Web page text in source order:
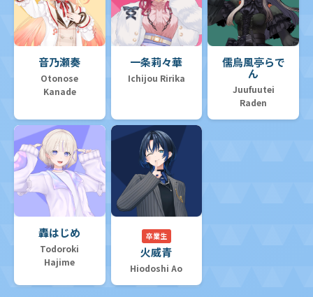
音乃瀬奏
Otonose
Kanade
一条莉々華
Ichijou Ririka
儒烏風亭らで
ん
Juufuutei
Raden
轟はじめ
Todoroki
Hajime
卒業生
火威青
Hiodoshi Ao